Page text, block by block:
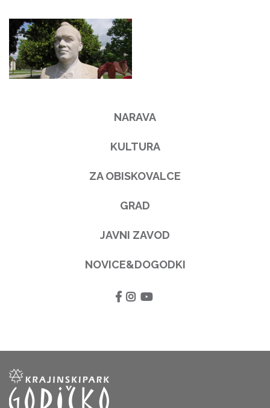
NARAVA
KULTURA
ZA OBISKOVALCE
GRAD
JAVNI ZAVOD
NOVICE&DOGODKI